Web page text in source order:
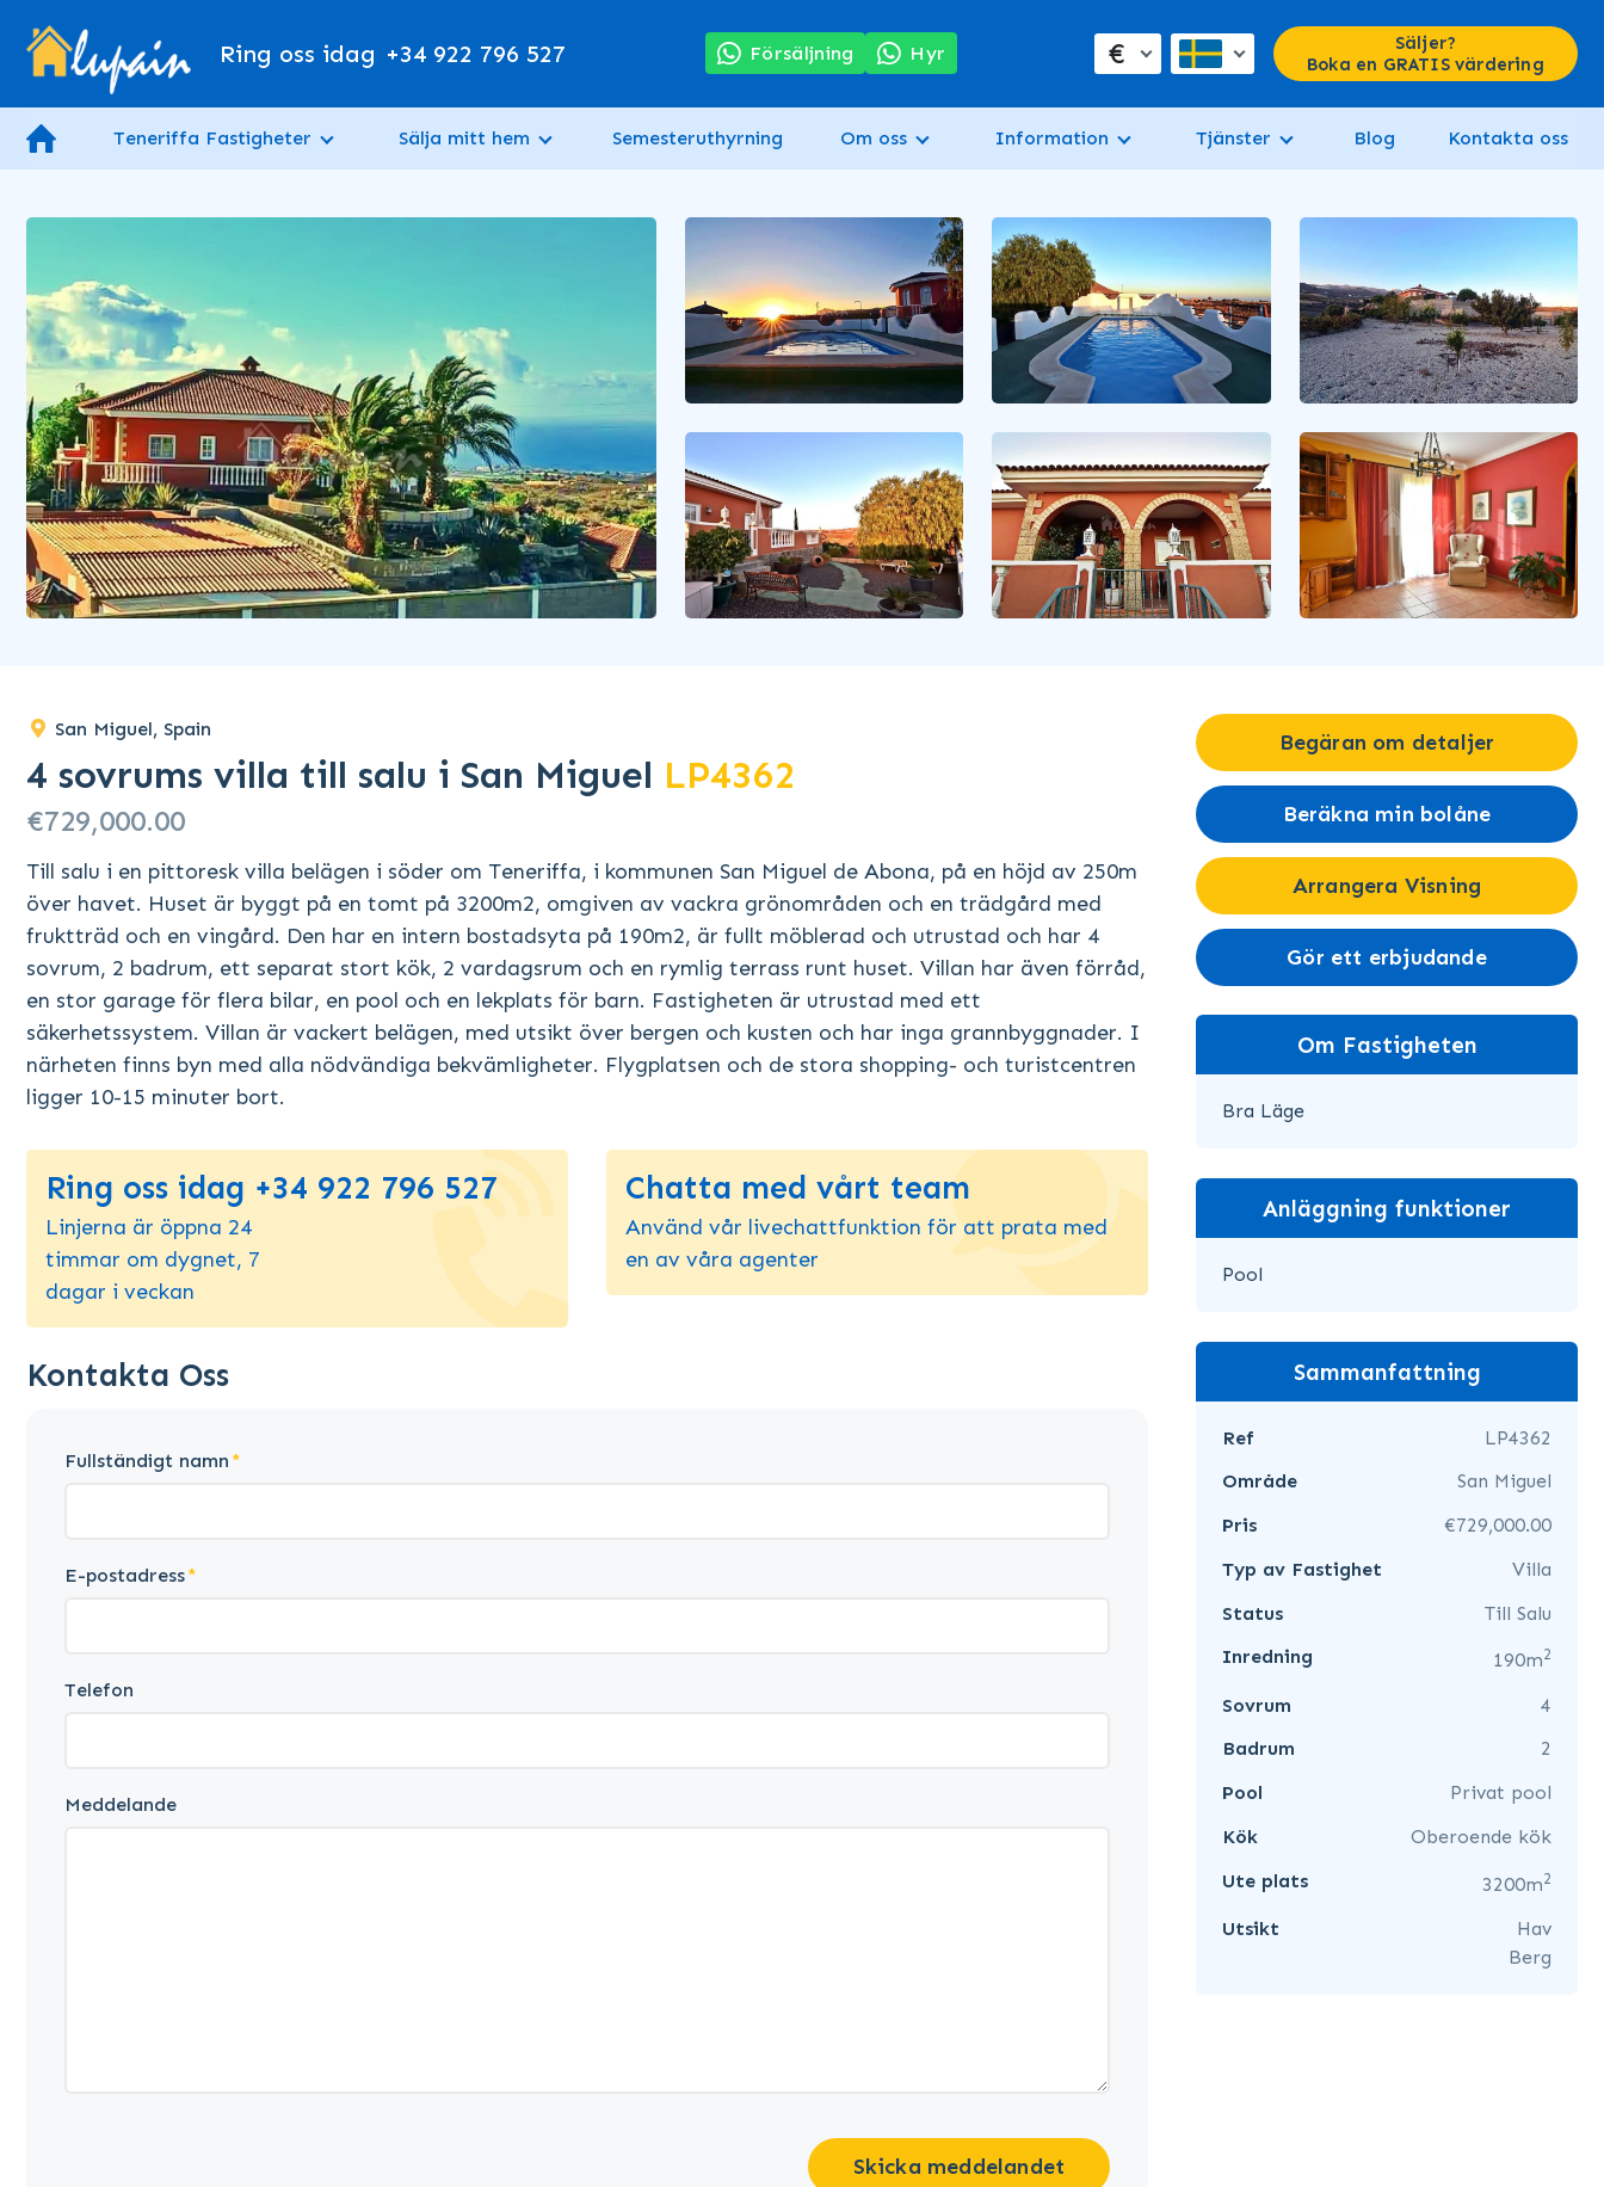
Ring oss idag +34 922 796 527 Försäljning Hyr €
Säljer?
Boka en GRATIS värdering
Teneriffa Fastigheter Sälja mitt hem Semesteruthyrning Om oss Information Tjänster Blog Kontakta oss
San Miguel, Spain
4 sovrums villa till salu i San Miguel LP4362
€729,000.00
Till salu i en pittoresk villa belägen i söder om Teneriffa, i kommunen San Miguel de Abona, på en höjd av 250m
över havet. Huset är byggt på en tomt på 3200m2, omgiven av vackra grönområden och en trädgård med
fruktträd och en vingård. Den har en intern bostadsyta på 190m2, är fullt möblerad och utrustad och har 4
sovrum, 2 badrum, ett separat stort kök, 2 vardagsrum och en rymlig terrass runt huset. Villan har även förråd,
en stor garage för flera bilar, en pool och en lekplats för barn. Fastigheten är utrustad med ett
säkerhetssystem. Villan är vackert belägen, med utsikt över bergen och kusten och har inga grannbyggnader. I
närheten finns byn med alla nödvändiga bekvämligheter. Flygplatsen och de stora shopping- och turistcentren
ligger 10-15 minuter bort.
Ring oss idag +34 922 796 527
Linjerna är öppna 24
timmar om dygnet, 7
dagar i veckan
Chatta med vårt team
Använd vår livechattfunktion för att prata med
en av våra agenter
Kontakta Oss
Fullständigt namn
E-postadress
Telefon
Meddelande
Skicka meddelandet
Begäran om detaljer
Beräkna min bolåne
Arrangera Visning
Gör ett erbjudande
Om Fastigheten
Bra Läge
Anläggning funktioner
Pool
Sammanfattning
Ref
LP4362
Område
San Miguel
Pris
€729,000.00
Typ av Fastighet
Villa
Status
Till Salu
Inredning
190m2
Sovrum
4
Badrum
2
Pool
Privat pool
Kök
Oberoende kök
Ute plats
3200m2
Utsikt
Hav
Berg